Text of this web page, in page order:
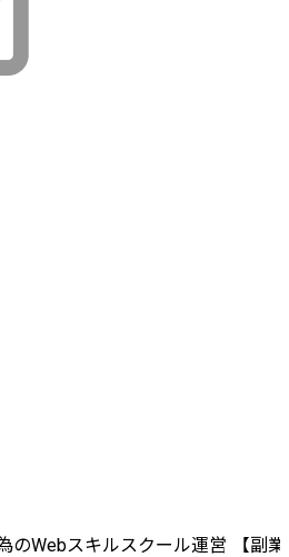
のWebスキルスクール運営
【副